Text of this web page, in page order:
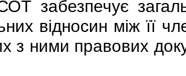
вiдносин мiж її
з ними правових